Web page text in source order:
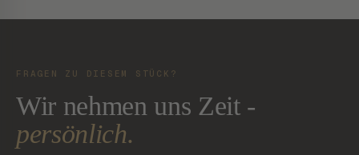
FRAGEN ZU DIESEM STÜCK?
Wir nehmen uns Zeit -
persönlich.